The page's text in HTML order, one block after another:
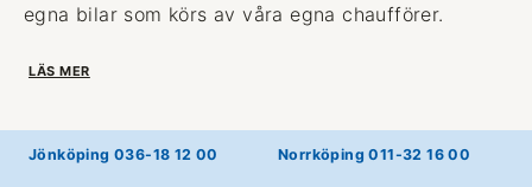
egna bilar som körs av våra egna chaufförer.
LÄS MER
Jönköping 036-18 12 00 Norrköping 011-32 16 00